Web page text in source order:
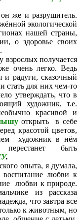
же и разрушитель.
экологической
нашей страны,
о здоровье своих
взрослых получается
очень легко. Ведь
и радуги, сказочный
стать для них чем-то
утверждать, что в
художник, т.е.
красивой и
открыть в себе
красотой цветов,
художник в нём
быть
.
опыта, я думала,
любви к
любви к природе.
из рассказа
что завтра все
к животным, но